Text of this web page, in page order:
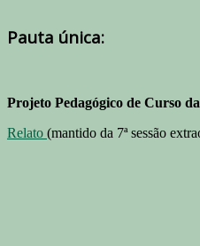
Pauta única:
Projeto Pedagógico de Curso
Relato (mantido da 7ª sessão